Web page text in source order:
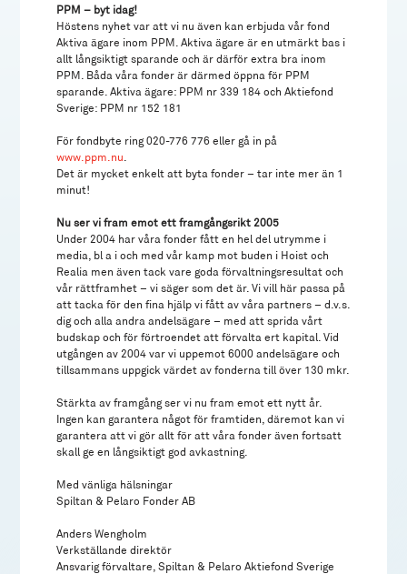
PPM – byt idag!
Höstens nyhet var att vi nu även kan erbjuda vår fond
Aktiva ägare inom PPM. Aktiva ägare är en utmärkt bas i
allt långsiktigt sparande och är därför extra bra inom
PPM. Båda våra fonder är därmed öppna för PPM
sparande. Aktiva ägare: PPM nr 339 184 och Aktiefond
Sverige: PPM nr 152 181
För fondbyte ring 020-776 776 eller gå in på
www.ppm.nu
Det är mycket enkelt att byta fonder – tar inte mer än 1
minut!
Nu ser vi fram emot ett framgångsrikt 2005
Under 2004 har våra fonder fått en hel del utrymme i
media, bl a i och med vår kamp mot buden i Hoist och
Realia men även tack vare goda förvaltningsresultat och
vår rättframhet – vi säger som det är. Vi vill här passa på
att tacka för den fina hjälp vi fått av våra partners – d.v.s.
dig och alla andra andelsägare – med att sprida vårt
budskap och för förtroendet att förvalta ert kapital. Vid
utgången av 2004 var vi uppemot 6000 andelsägare och
tillsammans uppgick värdet av fonderna till över 130 mkr.
Stärkta av framgång ser vi nu fram emot ett nytt år.
Ingen kan garantera något för framtiden, däremot kan vi
garantera att vi gör allt för att våra fonder även fortsatt
skall ge en långsiktigt god avkastning.
Med vänliga hälsningar
Spiltan & Pelaro Fonder AB
Anders Wengholm
Verkställande direktör
Ansvarig förvaltare, Spiltan & Pelaro Aktiefond Sverige